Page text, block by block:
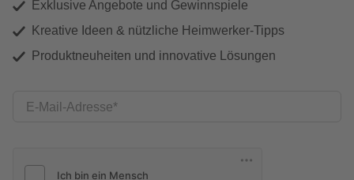
Exklusive Angebote und Gewinnspiele
Kreative Ideen & nützliche Heimwerker-Tipps
Produktneuheiten und innovative Lösungen
E-Mail-Adresse